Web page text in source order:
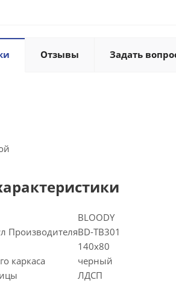
Отзывы Задать
BLOODY
ПроизводителяBD-TB301
140x80
каркаса
черный
ЛДСП